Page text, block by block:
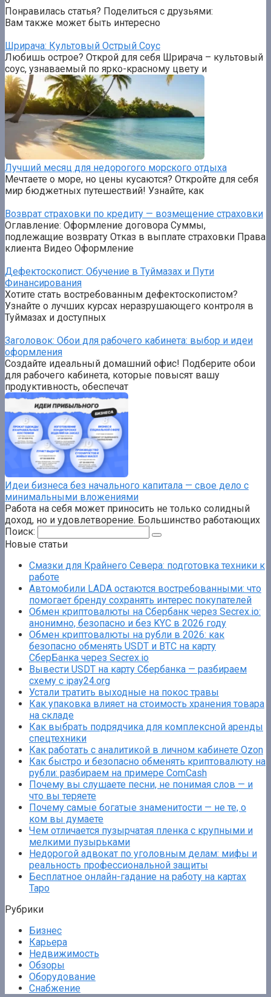
Понравилась статья? Поделиться с друзьями:
Вам также может быть интересно
Шрирача: Культовый Острый Соус
Любишь острое? Открой для себя Шрирача – культовый
соус, узнаваемый по ярко-красному цвету и
Лучший месяц для недорогого морского отдыха
Мечтаете о море, но цены кусаются? Откройте для себя
мир бюджетных путешествий! Узнайте, как
Возврат страховки по кредиту — возмещение страховки
Оглавление: Оформление договора Суммы,
подлежащие возврату Отказ в выплате страховки Права
клиента Видео Оформление
Дефектоскопист: Обучение в Туймазах и Пути
Финансирования
Хотите стать востребованным дефектоскопистом?
Узнайте о лучших курсах неразрушающего контроля в
Туймазах и доступных
Заголовок: Обои для рабочего кабинета: выбор и идеи
оформления
Создайте идеальный домашний офис! Подберите обои
для рабочего кабинета, которые повысят вашу
продуктивность, обеспечат
Идеи бизнеса без начального капитала — свое дело с
минимальными вложениями
Работа на себя может приносить не только солидный
доход, но и удовлетворение. Большинство работающих
Поиск:
Новые статьи
Смазки для Крайнего Севера: подготовка техники к
работе
Автомобили LADA остаются востребованными: что
помогает бренду сохранять интерес покупателей
Обмен криптовалюты на Сбербанк через Secrex.io:
анонимно, безопасно и без KYC в 2026 году
Обмен криптовалюты на рубли в 2026: как
безопасно обменять USDT и BTC на карту
СберБанка через Secrex.io
Вывести USDT на карту Сбербанка — разбираем
схему с ipay24.org
Устали тратить выходные на покос травы
Как упаковка влияет на стоимость хранения товара
на складе
Как выбрать подрядчика для комплексной аренды
спецтехники
Как работать с аналитикой в личном кабинете Ozon
Как быстро и безопасно обменять криптовалюту на
рубли: разбираем на примере ComCash
Почему вы слушаете песни, не понимая слов — и
что вы теряете
Почему самые богатые знаменитости — не те, о
ком вы думаете
Чем отличается пузырчатая пленка с крупными и
мелкими пузырьками
Недорогой адвокат по уголовным делам: мифы и
реальность профессиональной защиты
Бесплатное онлайн-гадание на работу на картах
Таро
Рубрики
Бизнес
Карьера
Недвижимость
Обзоры
Оборудование
Снабжение